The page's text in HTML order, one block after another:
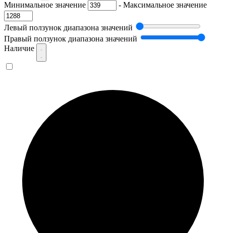
Минимальное значение - Максимальное значение
Левый ползунок диапазона значений
Правый ползунок диапазона значений
Наличие